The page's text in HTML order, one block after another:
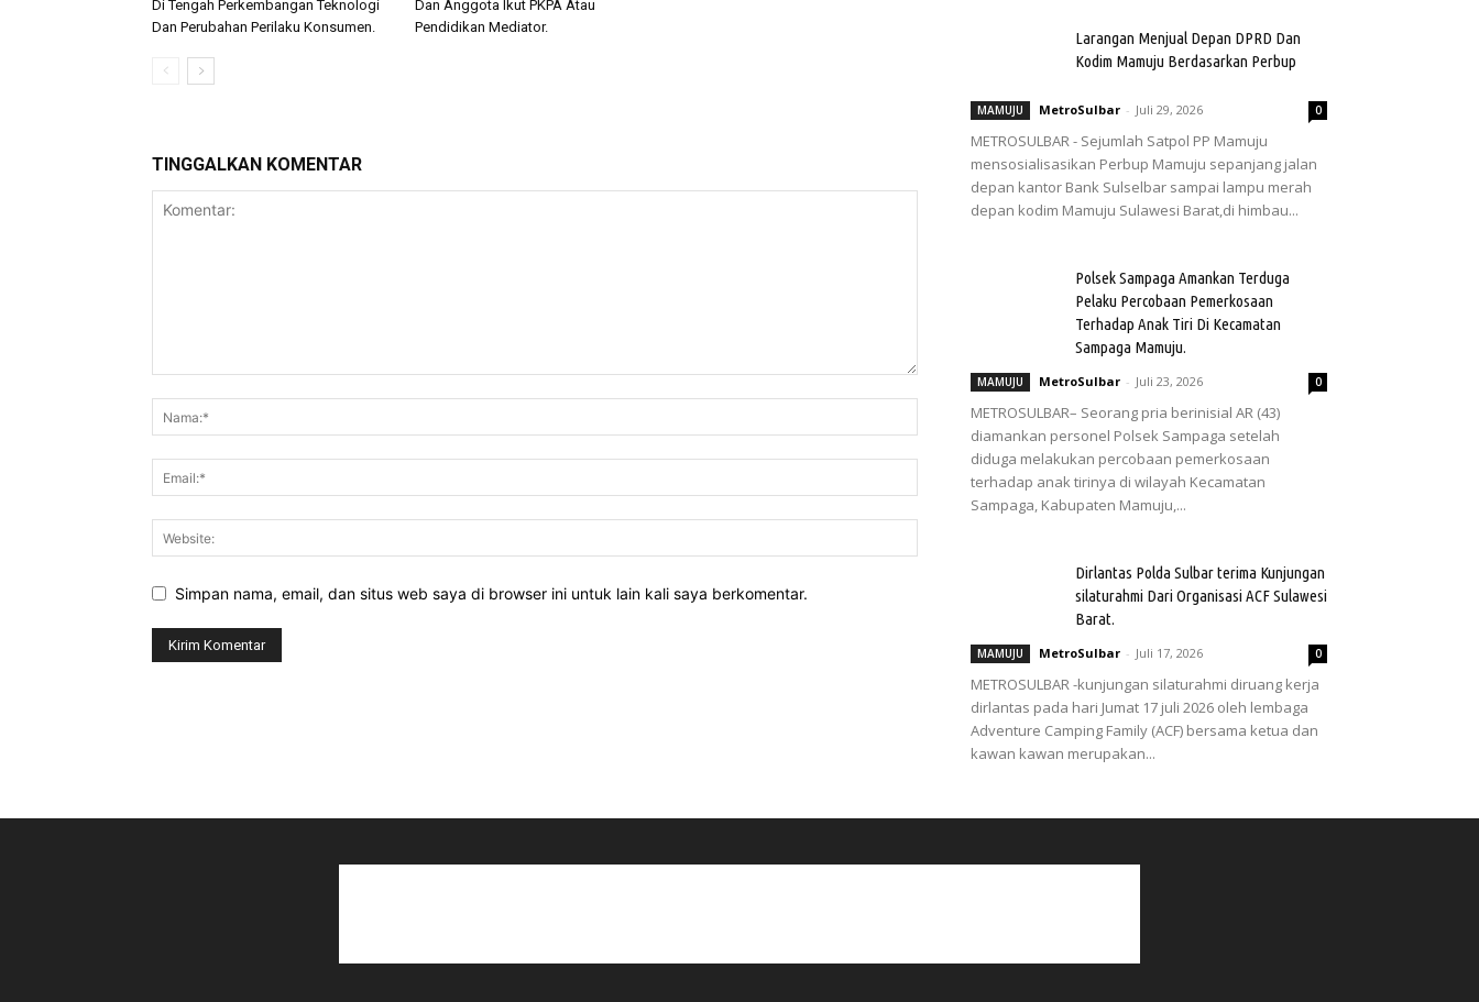
Di Tengah Perkembangan Teknologi
Dan Perubahan Perilaku Konsumen.
Dan Anggota Ikut PKPA Atau
Pendidikan Mediator.
TINGGALKAN KOMENTAR
Simpan nama, email, dan situs web saya di browser ini untuk lain kali saya berkomentar.
Larangan Menjual Depan DPRD Dan
Kodim Mamuju Berdasarkan Perbup
MAMUJU MetroSulbar - Juli 29, 2026 0
METROSULBAR - Sejumlah Satpol PP Mamuju
mensosialisasikan Perbup Mamuju sepanjang jalan
depan kantor Bank Sulselbar sampai lampu merah
depan kodim Mamuju Sulawesi Barat,di himbau...
Polsek Sampaga Amankan Terduga
Pelaku Percobaan Pemerkosaan
Terhadap Anak Tiri Di Kecamatan
Sampaga Mamuju.
MAMUJU MetroSulbar - Juli 23, 2026 0
METROSULBAR– Seorang pria berinisial AR (43)
diamankan personel Polsek Sampaga setelah
diduga melakukan percobaan pemerkosaan
terhadap anak tirinya di wilayah Kecamatan
Sampaga, Kabupaten Mamuju,...
Dirlantas Polda Sulbar terima Kunjungan
silaturahmi Dari Organisasi ACF Sulawesi
Barat.
MAMUJU MetroSulbar - Juli 17, 2026 0
METROSULBAR -kunjungan silaturahmi diruang kerja
dirlantas pada hari Jumat 17 juli 2026 oleh lembaga
Adventure Camping Family (ACF) bersama ketua dan
kawan kawan merupakan...